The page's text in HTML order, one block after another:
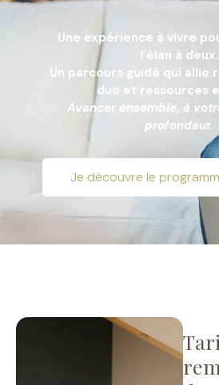
Une expérience à vivre
l’élan à deux.
Un parcours guidé qui allie
duo et ressources
Avancer ensemble, à
profondeur.
Je découvre le